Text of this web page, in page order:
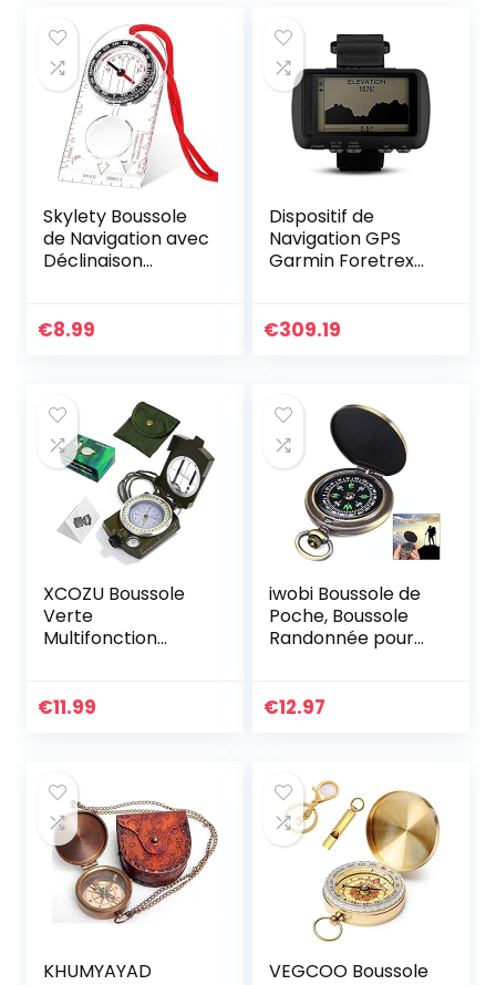
Skylety Boussole
de Navigation avec
Déclinaison
Expédition,
Survie (1 Pièce)
€8.99
Dispositif de
Navigation GPS
Garmin Foretrex
€309.19
XCOZU Boussole
Verte
Multifonction
Géologie,
Résistante Aux
Vibrations Avec
Poche
€11.99
iwobi Boussole de
Poche, Boussole
Randonnée pour
n
€12.97
KHUMYAYAD
VEGCOO Boussole